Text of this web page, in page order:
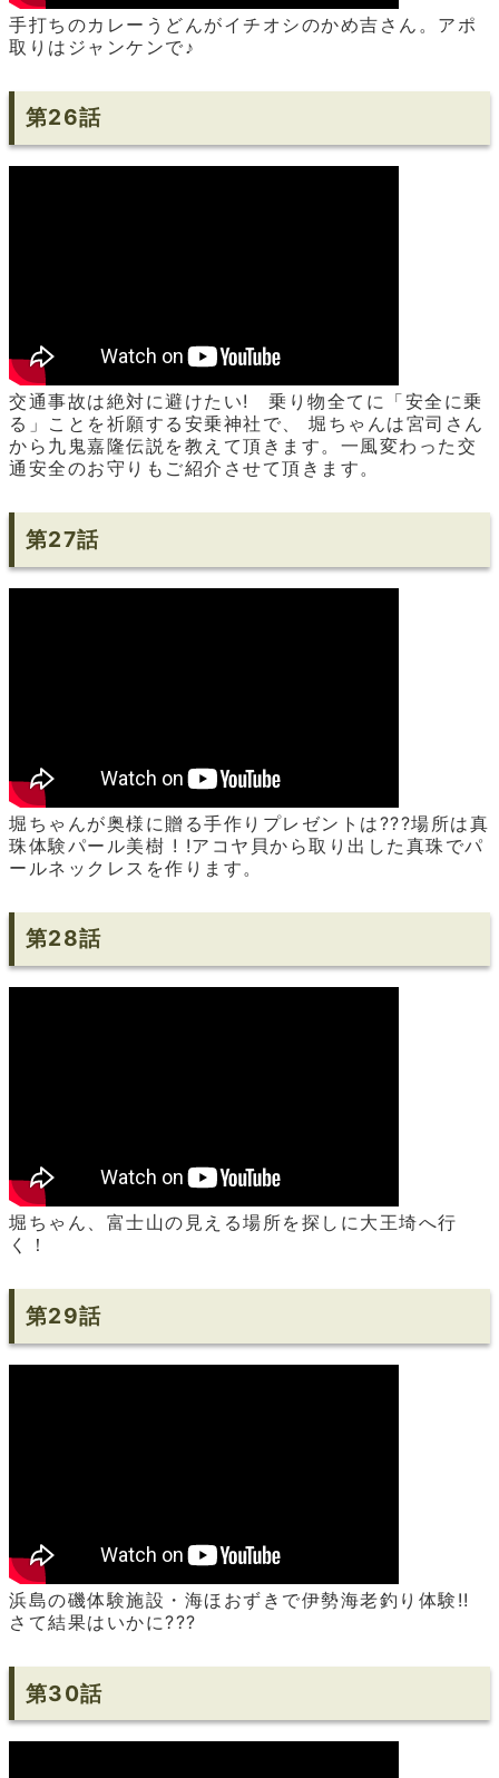
手打ちのカレーうどんがイチオシのかめ吉さん。アポ
取りはジャンケンで♪
第26話
交通事故は絶対に避けたい! 乗り物全てに「安全に乗
る」ことを祈願する安乗神社で、 堀ちゃんは宮司さん
から九鬼嘉隆伝説を教えて頂きます。一風変わった交
通安全のお守りもご紹介させて頂きます。
第27話
堀ちゃんが奥様に贈る手作りプレゼントは???場所は真
珠体験パール美樹 ! !アコヤ貝から取り出した真珠でパ
ールネックレスを作ります。
第28話
堀ちゃん、富士山の見える場所を探しに大王埼へ行
く！
第29話
浜島の磯体験施設・海ほおずきで伊勢海老釣り体験!!
さて結果はいかに???
第30話